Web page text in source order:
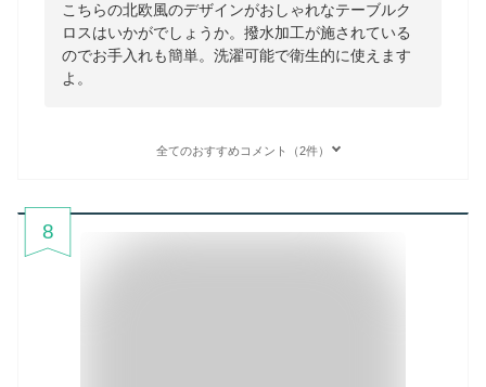
こちらの北欧風のデザインがおしゃれなテーブルク
ロスはいかがでしょうか。撥水加工が施されている
のでお手入れも簡単。洗濯可能で衛生的に使えます
よ。
全てのおすすめコメント（2件）
8